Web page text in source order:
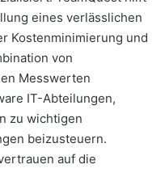
eines verlässlichen
Kostenminimierung und
von
Messwerten
IT-Abteilungen,
zu wichtigen
beizusteuern.
auf die